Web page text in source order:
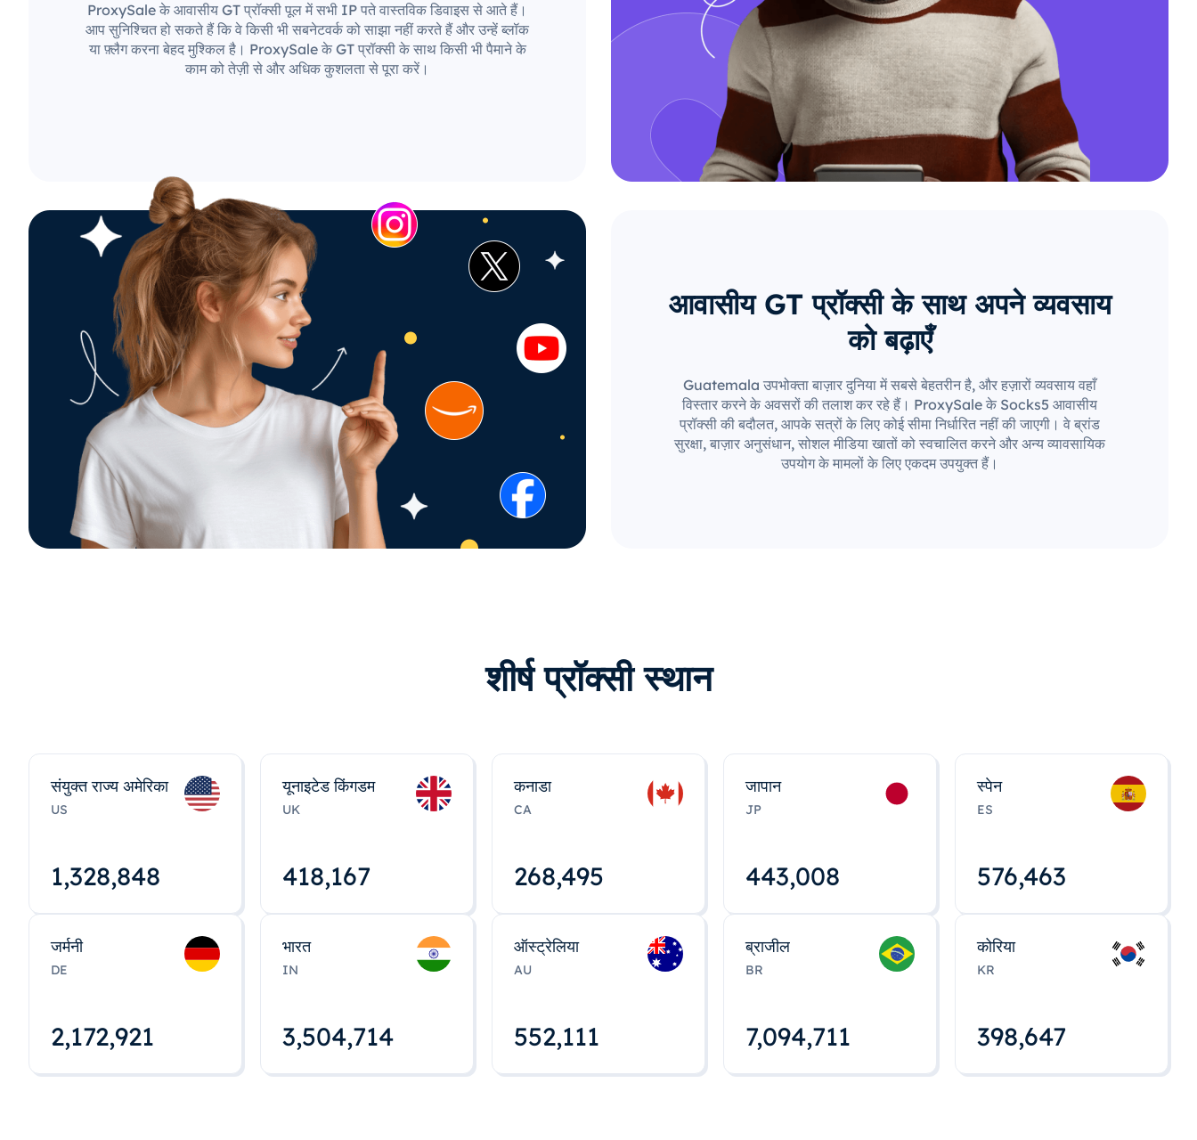
ProxySale के आवासीय GT प्रॉक्सी पूल में सभी IP पते वास्तविक डिवाइस से आते हैं।
आप सुनिश्चित हो सकते हैं कि वे किसी भी सबनेटवर्क को साझा नहीं करते हैं और उन्हें ब्लॉक
या फ़्लैग करना बेहद मुश्किल है। ProxySale के GT प्रॉक्सी के साथ किसी भी पैमाने के
काम को तेज़ी से और अधिक कुशलता से पूरा करें।
आवासीय GT प्रॉक्सी के साथ अपने व्यवसाय
को बढ़ाएँ
Guatemala उपभोक्ता बाज़ार दुनिया में सबसे बेहतरीन है, और हज़ारों व्यवसाय वहाँ
विस्तार करने के अवसरों की तलाश कर रहे हैं। ProxySale के Socks5 आवासीय
प्रॉक्सी की बदौलत, आपके सत्रों के लिए कोई सीमा निर्धारित नहीं की जाएगी। वे ब्रांड
सुरक्षा, बाज़ार अनुसंधान, सोशल मीडिया खातों को स्वचालित करने और अन्य व्यावसायिक
उपयोग के मामलों के लिए एकदम उपयुक्त हैं।
शीर्ष प्रॉक्सी स्थान
संयुक्त राज्य अमेरिका
US
1,328,848
यूनाइटेड किंगडम
UK
418,167
कनाडा
CA
268,495
जापान
JP
443,008
स्पेन
ES
576,463
जर्मनी
DE
2,172,922
भारत
IN
3,504,715
ऑस्ट्रेलिया
AU
552,112
ब्राजील
BR
7,094,712
कोरिया
KR
398,648